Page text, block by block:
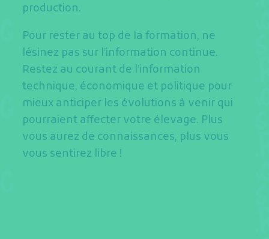
production.
Pour rester au top de la formation, ne
lésinez pas sur l’information continue.
Restez au courant de l’information
technique, économique et politique pour
mieux anticiper les évolutions à venir qui
pourraient affecter votre élevage. Plus
vous aurez de connaissances, plus vous
vous sentirez libre !